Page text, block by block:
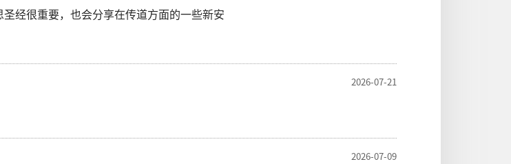
经很重要，也会分享在传道方面的一些新安
2026-07-21
2026-07-09